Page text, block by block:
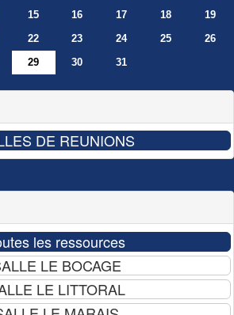
15 16 17 18
19
22 23 24 25
26
29 30 31